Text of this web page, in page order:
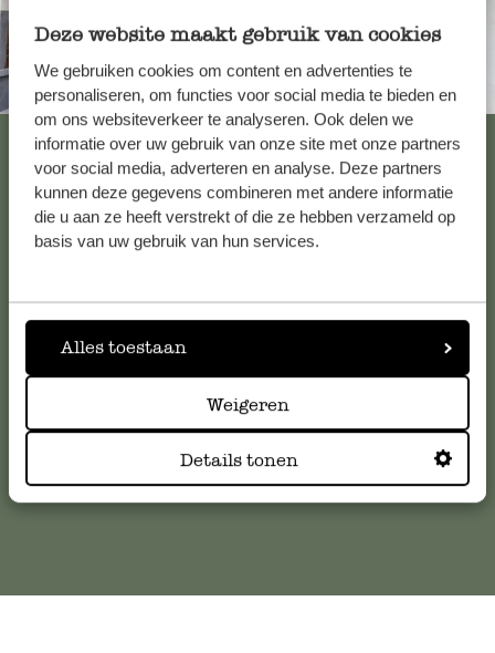
Deze website maakt gebruik van cookies
We gebruiken cookies om content en advertenties te
personaliseren, om functies voor social media te bieden en
om ons websiteverkeer te analyseren. Ook delen we
informatie over uw gebruik van onze site met onze partners
voor social media, adverteren en analyse. Deze partners
kunnen deze gegevens combineren met andere informatie
die u aan ze heeft verstrekt of die ze hebben verzameld op
basis van uw gebruik van hun services.
Alles toestaan
Weigeren
Details tonen
Toujours à proximité
Voir les 62 magasins
Service clientèle
veuillez contacter notre service clientèle. Ou retrouvez ici
nos réponses auxquestions les plus fréquemment posées
serviceclientele@dille-kamille.com